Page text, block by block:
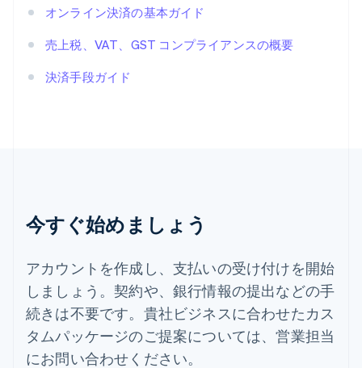
オンライン決済の基本ガイド
売上税、VAT、GST コンプライアンスの概要
決済手段ガイド
今すぐ始めましょう
アカウントを作成し、支払いの受け付けを開始
しましょう。契約や、銀行情報の提出などの手
続きは不要です。貴社ビジネスに合わせたカス
タムパッケージのご提案については、営業担当
にお問い合わせください。
Svenska English
Español English
English
ドイツ
ニュージーランド
English
ノルウェー
English
ハンガリー
English
フィンランド